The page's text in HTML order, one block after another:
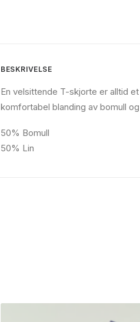
BESKRIVELSE
En velsittende T-skjorte er alltid
komfortabel blanding av bomull
50% Bomull
50% Lin